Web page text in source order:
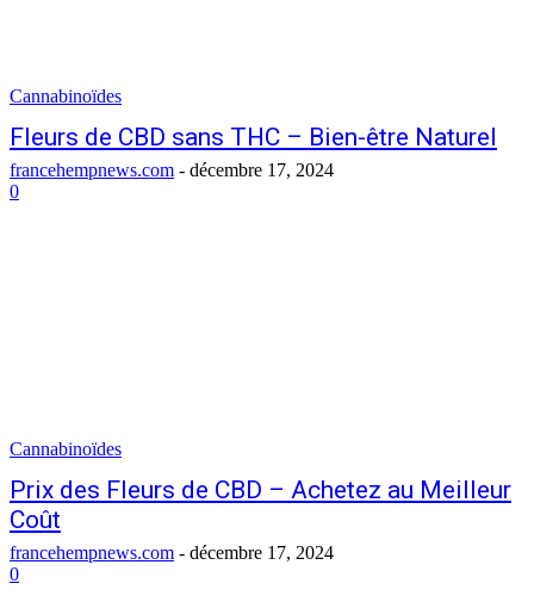
Cannabinoïdes
Fleurs de CBD sans THC – Bien-être Naturel
francehempnews.com - décembre 17, 2024
0
Cannabinoïdes
Prix des Fleurs de CBD – Achetez au Meilleur
Coût
francehempnews.com - décembre 17, 2024
0